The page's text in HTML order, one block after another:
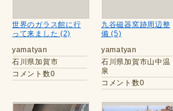
世界のガラス館に行
って来ました (2)
yamatyan
石川県加賀市
コメント数0
九谷磁器窯跡周辺整
備 (5)
yamatyan
石川県加賀市山中温
泉
コメント数0